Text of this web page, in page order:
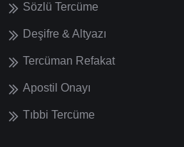
Sözlü Tercüme
Deşifre & Altyazı
Tercüman Refakat
Apostil Onayı
Tıbbi Tercüme